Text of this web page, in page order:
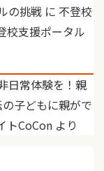
の挑戦 に 不登校
校支援ポータル
日常体験を！親
子どもに親がで
トCoCon より